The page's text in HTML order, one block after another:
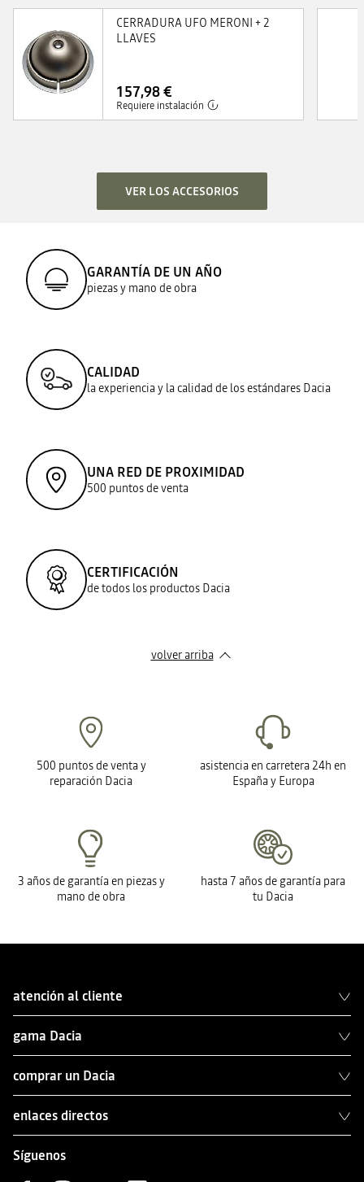
CERRADURA UFO MERONI + 2
LLAVES
157,98 €
Requiere instalación
VER LOS ACCESORIOS
GARANTÍA DE UN AÑO
piezas y mano de obra
CALIDAD
la experiencia y la calidad de los estándares Dacia
UNA RED DE PROXIMIDAD
500 puntos de venta
CERTIFICACIÓN
de todos los productos Dacia
volver arriba
500 puntos de venta y
reparación Dacia
asistencia en carretera 24h en
España y Europa
3 años de garantía en piezas y
mano de obra
hasta 7 años de garantía para
tu Dacia
atención al cliente
gama Dacia
comprar un Dacia
enlaces directos
Síguenos